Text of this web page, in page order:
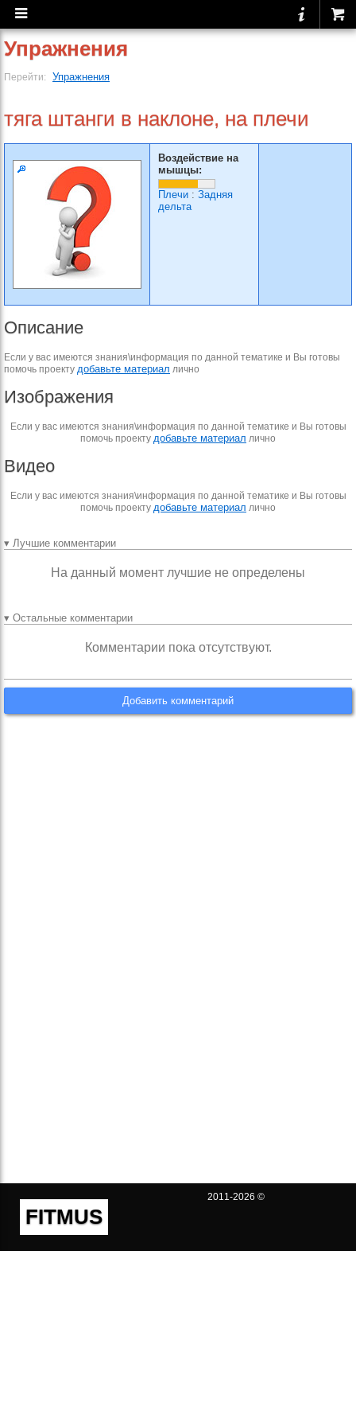
Упражнения
Перейти: Упражнения
тяга штанги в наклоне, на плечи
Воздействие на
мышцы:
Плечи : Задняя
дельта
Описание
Если у вас имеются знания\информация по данной тематике и Вы готовы
помочь проекту добавьте материал лично
Изображения
Если у вас имеются знания\информация по данной тематике и Вы готовы
помочь проекту добавьте материал лично
Видео
Если у вас имеются знания\информация по данной тематике и Вы готовы
помочь проекту добавьте материал лично
▾ Лучшие комментарии
На данный момент лучшие не определены
▾ Остальные комментарии
Комментарии пока отсутствуют.
Добавить комментарий
FITMUS
2011-2026 ©